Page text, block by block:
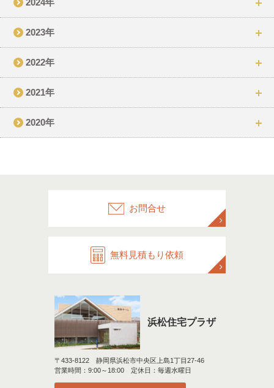
2024年
2023年
2022年
2021年
2020年
お問合せ
無料見積もり依頼
浜松住宅プラザ
〒433-8122 静岡県浜松市中央区上島1丁目27-46
営業時間：9:00～18:00 定休日：毎週水曜日